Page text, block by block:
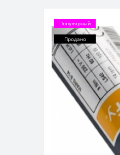
Популярный
Продано